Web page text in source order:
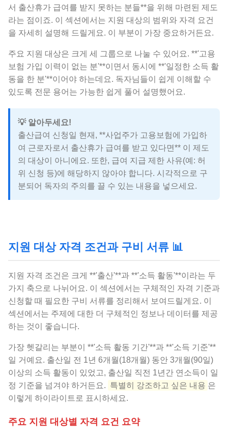
서 출산휴가 급여를 받지 못하는 분들**을 위해 마련된 제도
라는 점이죠. 이 섹션에서는 지원 대상의 범위와 자격 요건
을 자세히 설명해 드릴게요. 이 부분이 가장 중요하거든요.
주요 지원 대상은 크게 세 그룹으로 나눌 수 있어요. **'고용
보험 가입 이력이 없는 분'**이면서 동시에 **'일정한 소득 활
동을 한 분'**이어야 하는데요. 독자님들이 쉽게 이해할 수
있도록 전문 용어는 가능한 쉽게 풀어 설명했어요.
💡 알아두세요!
출산급여 신청일 현재, **사업주가 고용보험에 가입하
여 근로자로서 출산휴가 급여를 받고 있다면** 이 제도
의 대상이 아니에요. 또한, 급여 지급 제한 사유(예: 허
위 신청 등)에 해당하지 않아야 합니다. 시각적으로 구
분되어 독자의 주의를 끌 수 있는 내용을 넣으세요.
지원 대상 자격 조건과 구비 서류 📊
지원 자격 조건은 크게 **'출산'**과 **'소득 활동'**이라는 두
가지 축으로 나뉘어요. 이 섹션에서는 구체적인 자격 기준과
신청할 때 필요한 구비 서류를 정리해서 보여드릴게요. 이
섹션에서는 주제에 대한 더 구체적인 정보나 데이터를 제공
하는 것이 좋습니다.
가장 헷갈리는 부분이 **'소득 활동 기간'**과 **'소득 기준'**
일 거예요. 출산일 전 1년 6개월(18개월) 동안 3개월(90일)
이상의 소득 활동이 있었고, 출산일 직전 1년간 연소득이 일
정 기준을 넘겨야 하거든요. 특별히 강조하고 싶은 내용 은
이렇게 하이라이트로 표시하세요.
주요 지원 대상별 자격 요건 요약